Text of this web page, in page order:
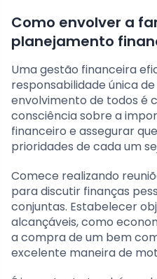
Como envolver a
planejamento
Uma gestão financeira
responsabilidade única
envolvimento de todos é
consciência sobre a
financeiro e assegurar
prioridades de cada um
Comece realizando
para discutir finanças
conjuntas. Estabelecer
alcançáveis, como
a compra de um bem
excelente maneira de